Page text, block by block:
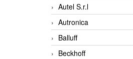
Autel S.r.l
Autronica
Balluff
Beckhoff